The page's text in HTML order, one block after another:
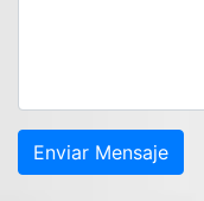
Enviar Mensaje